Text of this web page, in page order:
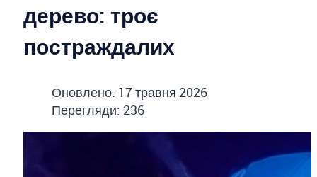
дерево: троє
постраждалих
Оновлено: 17 травня 2026
Перегляди: 236